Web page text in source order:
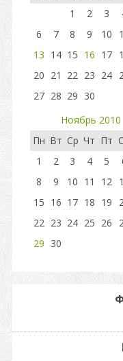
1
2 3
6
7 8 9 10
13 14 15 16 17
20 21 22 23 24
27 28 29 30
Ноябрь 2010
Пн Вт Ср Чт Пт
1
2 3 4 5
8
9 10 11 12
15 16 17 18 19
22 23 24 25 26
29 30